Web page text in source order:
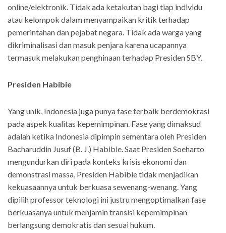
online/elektronik. Tidak ada ketakutan bagi tiap individu
atau kelompok dalam menyampaikan kritik terhadap
pemerintahan dan pejabat negara. Tidak ada warga yang
dikriminalisasi dan masuk penjara karena ucapannya
termasuk melakukan penghinaan terhadap Presiden SBY.
Presiden Habibie
Yang unik, Indonesia juga punya fase terbaik berdemokrasi
pada aspek kualitas kepemimpinan. Fase yang dimaksud
adalah ketika Indonesia dipimpin sementara oleh Presiden
Bacharuddin Jusuf (B. J.) Habibie. Saat Presiden Soeharto
mengundurkan diri pada konteks krisis ekonomi dan
demonstrasi massa, Presiden Habibie tidak menjadikan
kekuasaannya untuk berkuasa sewenang-wenang. Yang
dipilih professor teknologi ini justru mengoptimalkan fase
berkuasanya untuk menjamin transisi kepemimpinan
berlangsung demokratis dan sesuai hukum.